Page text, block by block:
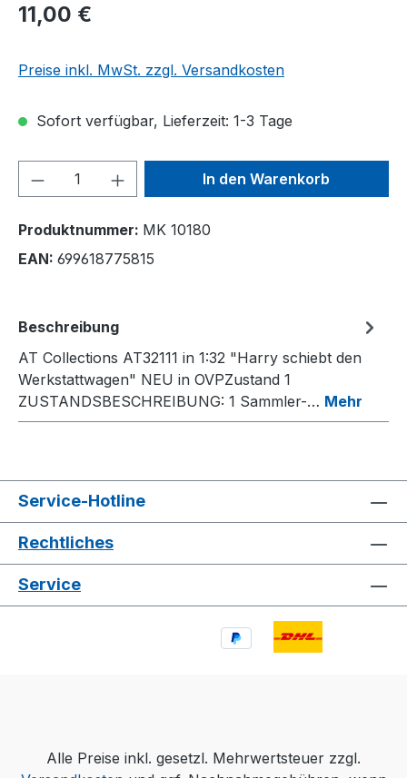
11,00 €
Preise inkl. MwSt. zzgl. Versandkosten
Sofort verfügbar, Lieferzeit: 1-3 Tage
Produkt Anzahl: Gib denIn den Warenkorb
Produktnummer: MK 10180
EAN: 699618775815
Beschreibung
AT Collections AT32111 in 1:32 "Harry schiebt den
Werkstattwagen" NEU in OVPZustand 1
ZUSTANDSBESCHREIBUNG: 1 Sammler-… Mehr
Service-Hotline
Rechtliches
Service
Alle Preise inkl. gesetzl. Mehrwertsteuer zzgl.